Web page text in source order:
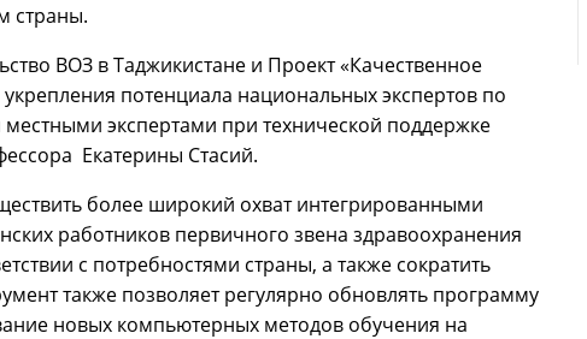
страны.
ВОЗ в Таджикистане и Проект «Качественное
потенциала национальных экспертов по
экспертами при технической поддержке
Екатерины Стасий.
более широкий охват интегрированными
работников первичного звена здравоохранения
с потребностями страны, а также сократить
также позволяет регулярно обновлять программу
новых компьютерных методов обучения на